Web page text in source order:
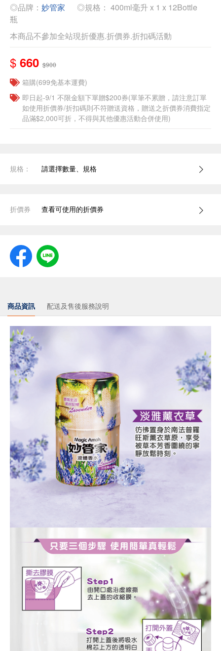
◎品牌： 妙管家
◎規格： 400ml毫升 x 1 x 12Bottle
瓶
本商品不參加全站現折優惠.折價券.折扣碼活動
$ 660 $900
箱購(699免基本運費)
即日起-9/1 不限金額下單贈$200券(單筆不累贈，請注意訂單
如使用折價券/折扣碼則不符贈送資格，贈送之折價券消費指定
品滿$2,000可折，不得與其他優惠活動合併使用)
規格： 請選擇數量、規格
折價券 查看可使用的折價券
商品資訊 配送及售後服務說明